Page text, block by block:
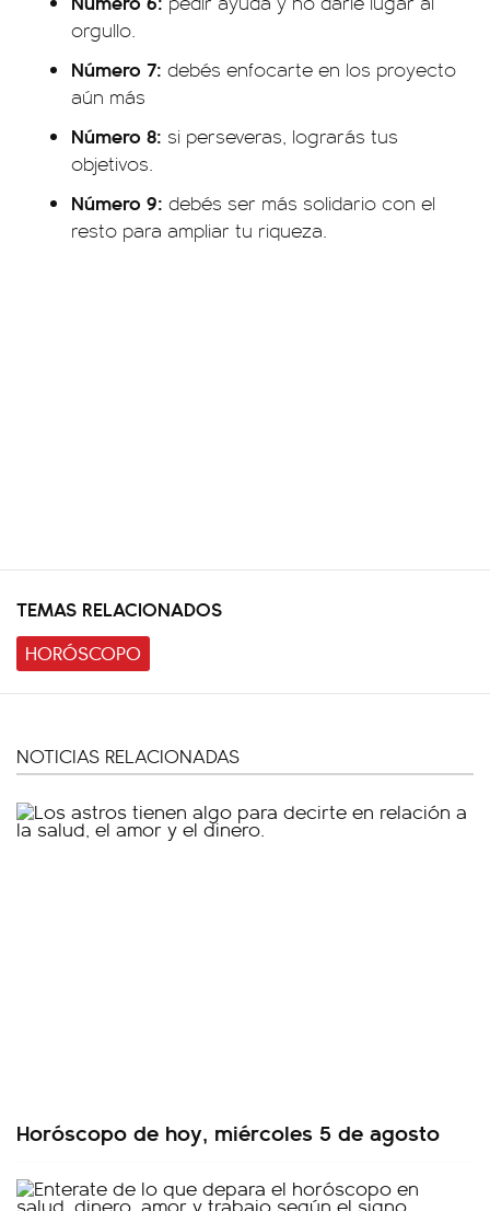
orgullo.
Número 7: debés enfocarte en los proyecto
aún más
Número 8: si perseveras, lograrás tus
objetivos.
Número 9: debés ser más solidario con el
resto para ampliar tu riqueza.
TEMAS RELACIONADOS
HORÓSCOPO
NOTICIAS RELACIONADAS
Horóscopo de hoy, miércoles 5 de agosto